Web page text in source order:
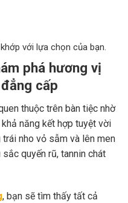
với lựa chọn của bạn.
phá hương vị
cấp
thuộc trên bàn tiệc nhờ
năng kết hợp tuyệt vời
nho vỏ sẫm và lên men
quyến rũ, tannin chát
, bạn sẽ tìm thấy tất cả